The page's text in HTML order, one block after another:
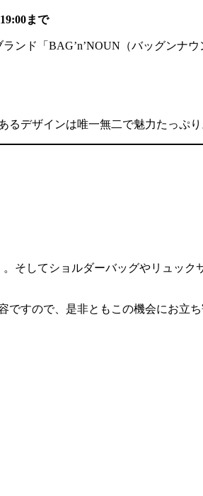
まで
ンド「BAG’n’NOUN（バッグンナウ
デザインは唯一無二で魅力たっぷり
そしてショルダーバッグやリュック
すので、是非ともこの機会にお立ち